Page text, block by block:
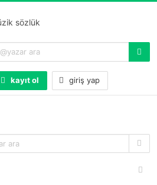
kayıt ol giriş yap